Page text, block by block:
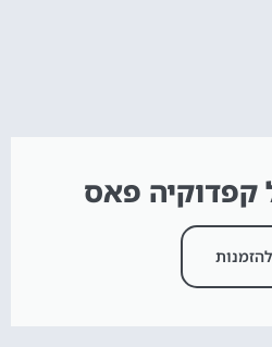
קפדוקיה פאס
להזמנות